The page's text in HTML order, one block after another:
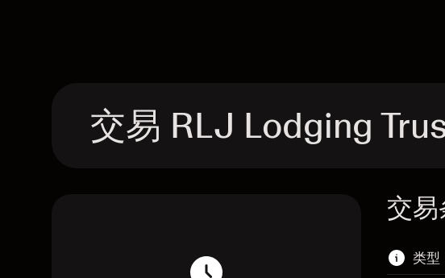
交易 RLJ Lodging
交
类型